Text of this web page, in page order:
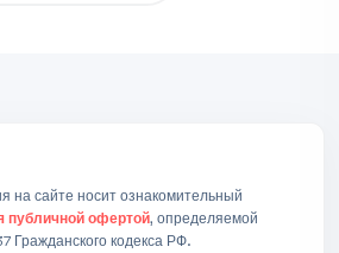
на сайте носит ознакомительный
публичной офертой, определяемой
Гражданского кодекса РФ.